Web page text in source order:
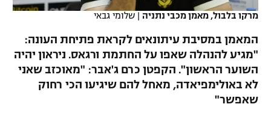
תוצאות
לוח שידורים
ברחבה
הפועל תל אביב
הפועל חיפה
הפועל באר שבע
ליגה הולנדית
ליגה טורקית
דני אבדיה
שחייה
ג'ודו
אגרוף
ספורט אולימפי
מרקו בלבול, מאמן מכבי נתניה | שלומי גבאי
המאמן במסיבת עיתונאים לקראת פתיחת העונה:
"מגיע להנהלה שאפו על החתמת ורגאס. ניראון יהיה
השוער הראשון". הקפטן כרם ג'אבר: "מאוכזב שאני
לא באולימפיאדה, מאחל להם שיגיעו הכי רחוק
שאפשר"